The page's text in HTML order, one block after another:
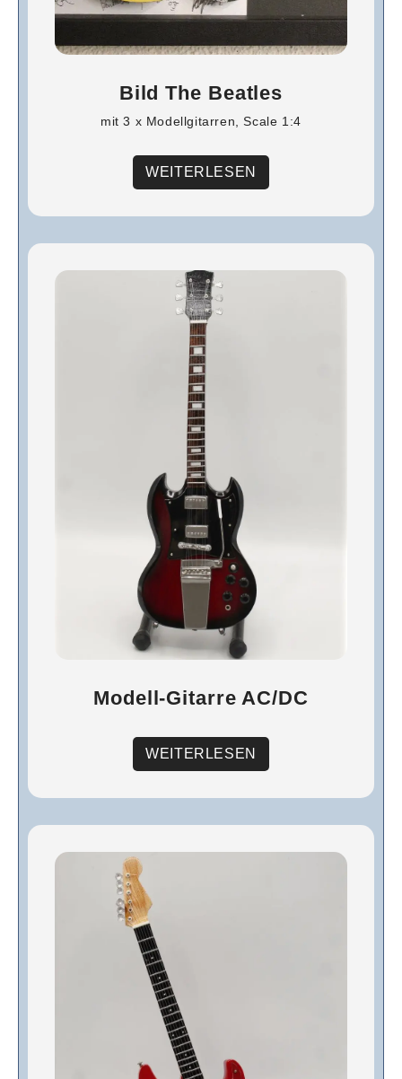
Bild The Beatles
mit 3 x Modellgitarren, Scale 1:4
WEITERLESEN
Modell-Gitarre AC/DC
WEITERLESEN